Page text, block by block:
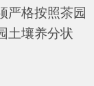
格按照茶园
土壤养分状